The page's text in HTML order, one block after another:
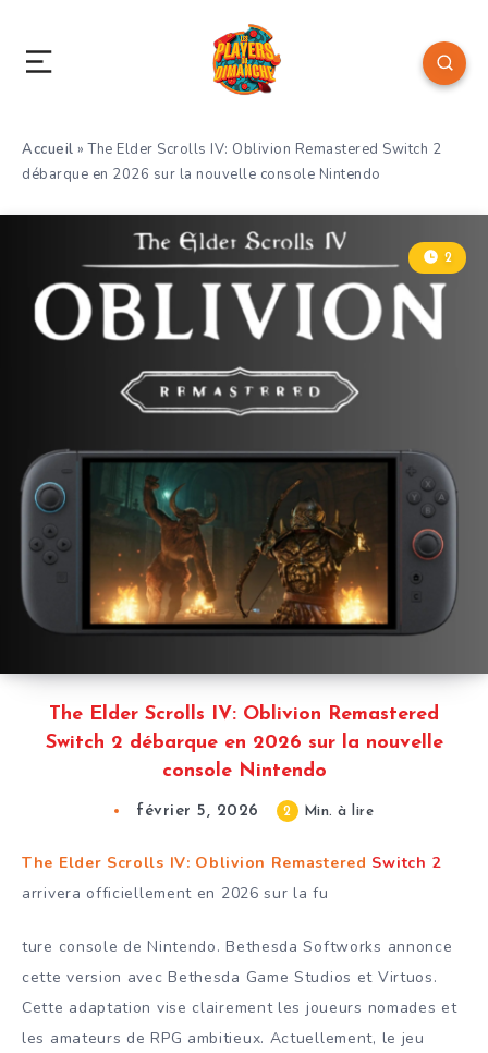
Accueil »The Elder Scrolls IV: Oblivion Remastered Switch 2
débarque en 2026 sur la nouvelle console Nintendo
The Elder Scrolls IV: Oblivion Remastered
Switch 2 débarque en 2026 sur la nouvelle
console Nintendo
2
février 5, 2026 2 Min. à lire
The Elder Scrolls IV: Oblivion Remastered Switch 2
arrivera officiellement en 2026 sur la fu
ture console de Nintendo. Bethesda Softworks annonce
cette version avec Bethesda Game Studios et Virtuos.
Cette adaptation vise clairement les joueurs nomades et
les amateurs de RPG ambitieux. Actuellement, le jeu